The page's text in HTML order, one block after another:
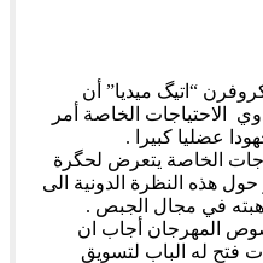
“اتيگ ميديا” أن
الاحتياجات الخاصة أمر
عضليا كبيرا .
الخاصة يتعرض لحگرة
هذه النظرة الدونية الى
في مجال الجبص .
المهرجان أجاب ان
فتح له الباب لتسويق